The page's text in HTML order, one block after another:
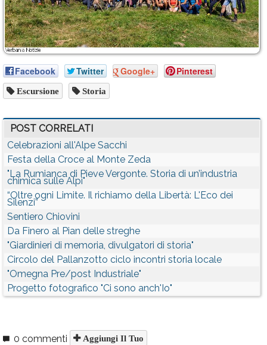
Facebook Twitter Google+ Pinterest
Escursione Storia
POST CORRELATI
Celebrazioni all'Alpe Sacchi
Festa della Croce al Monte Zeda
"La Rumianca di Pieve Vergonte. Storia di un’industria
chimica sulle Alpi"
“Oltre ogni Limite. Il richiamo della Libertà: L'Eco dei
Silenzi”
Sentiero Chiovini
Da Finero al Pian delle streghe
"Giardinieri di memoria, divulgatori di storia"
Circolo del Pallanzotto ciclo incontri storia locale
"Omegna Pre/post Industriale"
Progetto fotografico "Ci sono anch'Io"
0 commenti Aggiungi Il Tuo